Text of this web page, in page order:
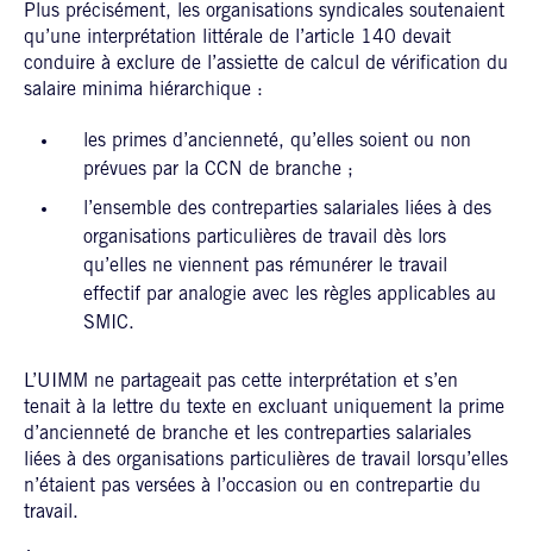
Plus précisément, les organisations syndicales soutenaient
qu’une interprétation littérale de l’article 140 devait
conduire à exclure de l’assiette de calcul de vérification du
salaire minima hiérarchique :
les primes d’ancienneté, qu’elles soient ou non
prévues par la CCN de branche ;
l’ensemble des contreparties salariales liées à des
organisations particulières de travail dès lors
qu’elles ne viennent pas rémunérer le travail
effectif par analogie avec les règles applicables au
SMIC.
L’UIMM ne partageait pas cette interprétation et s’en
tenait à la lettre du texte en excluant uniquement la prime
d’ancienneté de branche et les contreparties salariales
liées à des organisations particulières de travail lorsqu’elles
n’étaient pas versées à l’occasion ou en contrepartie du
travail.